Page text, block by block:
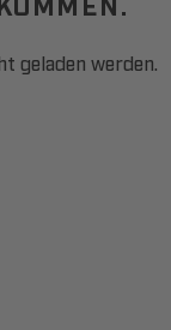
geladen werden.